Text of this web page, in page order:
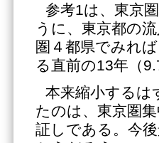
参考1は、東京
うに、東京都の
圏４都県でみれ
る直前の13年（
本来縮小するは
たのは、東京圏
証しである。今